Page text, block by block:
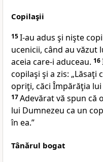
Copilaşii
15I-au adus şi nişte
ucenicii, când au văzut
aceia care-i aduceau. 16
copilaşi şi a zis: „Lăsaţi
opriţi, căci Împărăţia
17Adevăratvă spun că
lui Dumnezeu ca un
în ea.”
Tânărul bogat